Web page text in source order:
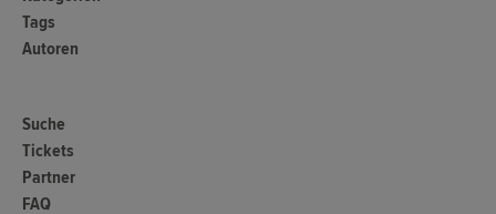
Tags
Autoren
Suche
Tickets
Partner
FAQ